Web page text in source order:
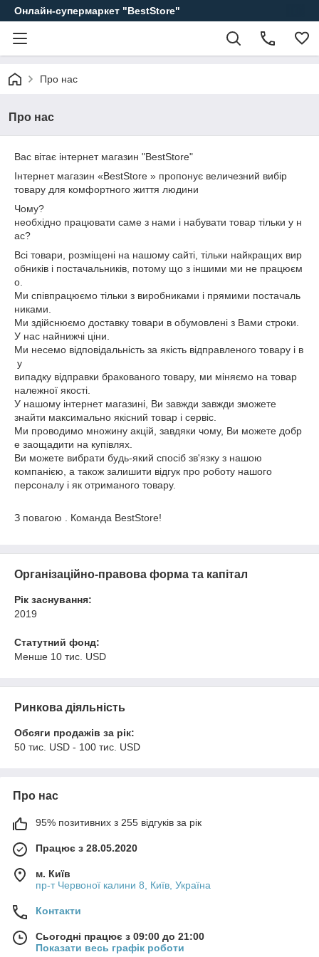
Онлайн-супермаркет "BestStore"
Про нас
Про нас
Вас вітає інтернет магазин "BestStore"
Інтернет магазин «BestStore » пропонує величезний вибір
товару для комфортного життя людини
Чому?
необхідно працювати саме з нами і набувати товар тільки у н
ас?
Всі товари, розміщені на нашому сайті, тільки найкращих вир
обників і постачальників, потому що з іншими ми не працюєм
о.
Ми співпрацюємо тільки з виробниками і прямими постачаль
никами.
Ми здійснюємо доставку товари в обумовлені з Вами строки.
У нас найнижчі ціни.
Ми несемо відповідальність за якість відправленого товару і в
у
випадку відправки бракованого товару, ми міняємо на товар
належної якості.
У нашому інтернет магазині, Ви завжди завжди зможете
знайти максимально якісний товар і сервіс.
Ми проводимо множину акцій, завдяки чому, Ви можете добр
е заощадити на купівлях.
Ви можете вибрати будь-який спосіб зв'язку з нашою
компанією, а також залишити відгук про роботу нашого
персоналу і як отриманого товару.
З повагою . Команда BestStore!
Організаційно-правова форма та капітал
Рік заснування:
2019
Статутний фонд:
Менше 10 тис. USD
Ринкова діяльність
Обсяги продажів за рік:
50 тис. USD - 100 тис. USD
Про нас
95% позитивних з 255 відгуків за рік
Працює з 28.05.2020
м. Київ
пр-т Червоної калини 8, Київ, Україна
Контакти
Сьогодні працює з 09:00 до 21:00
Показати весь графік роботи